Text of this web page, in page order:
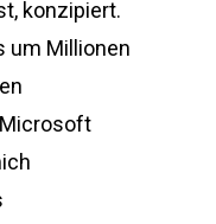
konzipiert.
um Millionen